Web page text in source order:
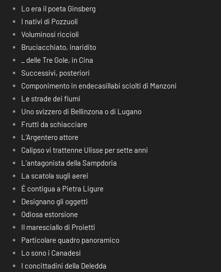
Lo era il poeta Ginsberg
I nativi di Pozzuoli
Voluminosi riccioli
Bruciacchiato, inaridito
_ delle Tre Gole, in Cina
Successivi, posteriori
Componimento in endecasillabi sciolti di Manzoni
Le strade dei fiumi
Uno svizzero di Bellinzona o di Lugano
Frutti da schiacciare
L’Argentero attore
Calipso vi trattenne Ulisse per sette anni
L’antagonista della Sampdoria
La scatola sugli aerei
É contigua a Pietra Ligure
Designano gli oggetti
Odiosa estorsione
Il maresciallo di Proietti
Particolare quadro panoramico
Lo sono i Canadesi
I concittadini della Deledda